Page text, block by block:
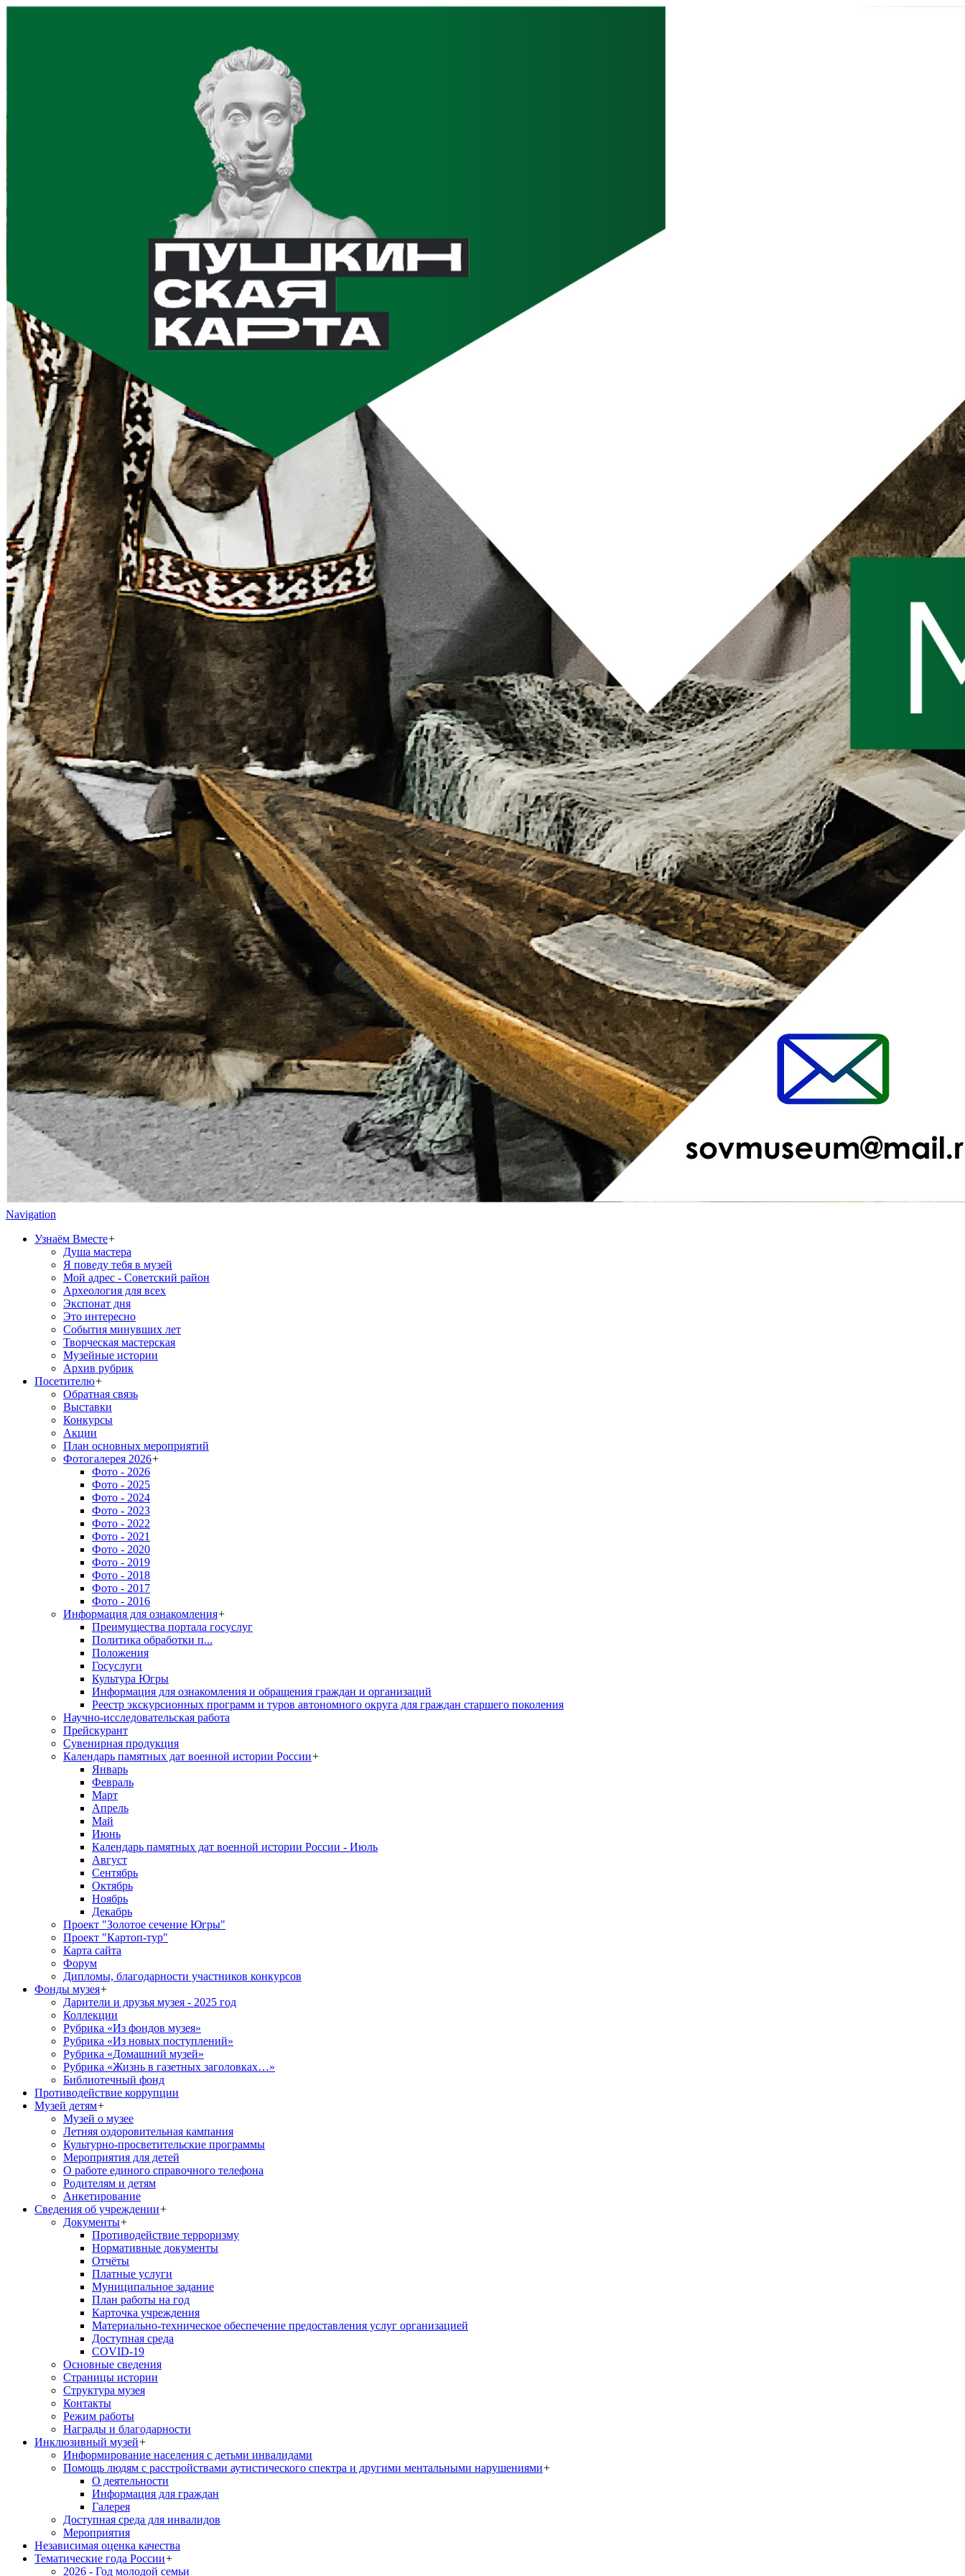
Navigation
Узнаём Вместе+
Душа мастера
Я поведу тебя в музей
Мой адрес - Советский район
Археология для всех
Экспонат дня
Это интересно
События минувших лет
Творческая мастерская
Музейные истории
Архив рубрик
Посетителю+
Обратная связь
Выставки
Конкурсы
Акции
План основных мероприятий
Фотогалерея 2026+
Фото - 2026
Фото - 2025
Фото - 2024
Фото - 2023
Фото - 2022
Фото - 2021
Фото - 2020
Фото - 2019
Фото - 2018
Фото - 2017
Фото - 2016
Информация для ознакомления+
Преимущества портала госуслуг
Политика обработки п...
Положения
Госуслуги
Культура Югры
Информация для ознакомления и обращения граждан и организаций
Реестр экскурсионных программ и туров автономного округа для граждан старшего поколения
Научно-исследовательская работа
Прейскурант
Сувенирная продукция
Календарь памятных дат военной истории России+
Январь
Февраль
Март
Апрель
Май
Июнь
Календарь памятных дат военной истории России - Июль
Август
Сентябрь
Октябрь
Ноябрь
Декабрь
Проект "Золотое сечение Югры"
Проект "Картоп-тур"
Карта сайта
Форум
Дипломы, благодарности участников конкурсов
Фонды музея+
Дарители и друзья музея - 2025 год
Коллекции
Рубрика «Из фондов музея»
Рубрика «Из новых поступлений»
Рубрика «Домашний музей»
Рубрика «Жизнь в газетных заголовках…»
Библиотечный фонд
Противодействие коррупции
Музей детям+
Музей о музее
Летняя оздоровительная кампания
Культурно-просветительские программы
Мероприятия для детей
О работе единого справочного телефона
Родителям и детям
Анкетирование
Сведения об учреждении+
Документы+
Противодействие терроризму
Нормативные документы
Отчёты
Платные услуги
Муниципальное задание
План работы на год
Карточка учреждения
Материально-техническое обеспечение предоставления услуг организацией
Доступная среда
COVID-19
Основные сведения
Страницы истории
Структура музея
Контакты
Режим работы
Награды и благодарности
Инклюзивный музей+
Информирование населения с детьми инвалидами
Помощь людям с расстройствами аутистического спектра и другими ментальными нарушениями+
О деятельности
Информация для граждан
Галерея
Доступная среда для инвалидов
Мероприятия
Независимая оценка качества
Тематические года России+
2026 - Год молодой семьи